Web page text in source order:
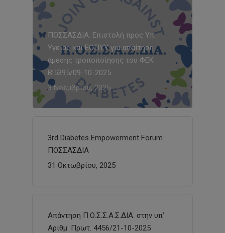
ΠΟΣΣΑΣΔΙΑ: Επιστολή προς Υπ.
Υγείας και ΕΟΠΥΥ για απαίτηση
άμεσης τροποποίησης του ΦΕΚ
Β’5395/09-10-2025
3 Νοεμβρίου, 2025
3rd Diabetes Empowerment Forum
ΠΟΣΣΑΣΔΙΑ
31 Οκτωβρίου, 2025
Απάντηση Π.Ο.Σ.Σ.Α.Σ.ΔΙΑ. στην υπ’
Αριθμ. Πρωτ. 4456/21-10-2025